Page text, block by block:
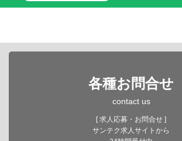
各種お問合せ
contact us
[ 求人応募・お問合せ ]
サンテク求人サイトから